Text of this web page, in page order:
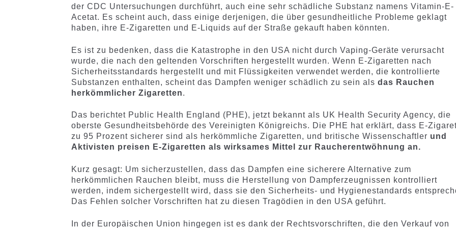
der CDC Untersuchungen durchführt, auch eine sehr schädliche Substanz namens Vitamin-E-
Acetat. Es scheint auch, dass einige derjenigen, die über gesundheitliche Probleme geklagt
haben, ihre E-Zigaretten und E-Liquids auf der Straße gekauft haben könnten.
Es ist zu bedenken, dass die Katastrophe in den USA nicht durch Vaping-Geräte verursacht
wurde, die nach den geltenden Vorschriften hergestellt wurden. Wenn E-Zigaretten nach
Sicherheitsstandards hergestellt und mit Flüssigkeiten verwendet werden, die kontrollierte
Substanzen enthalten, scheint das Dampfen weniger schädlich zu sein alsdas Rauchen
herkömmlicher Zigaretten.
Das berichtet Public Health England (PHE), jetzt bekannt als UK Health Security Agency, die
oberste Gesundheitsbehörde des Vereinigten Königreichs. Die PHE hat erklärt, dass E-
zu 95 Prozent sicherer sind als herkömmliche Zigaretten, und britische Wissenschaftler und
Aktivisten preisen E-Zigaretten als wirksames Mittel zur Raucherentwöhnung an.
Kurz gesagt: Um sicherzustellen, dass das Dampfen eine sicherere Alternative zum
herkömmlichen Rauchen bleibt, muss die Herstellung von Dampferzeugnissen kontrolliert
werden, indem sichergestellt wird, dass sie den Sicherheits- und Hygienestandards
Das Fehlen solcher Vorschriften hat zu diesen Tragödien in den USA geführt.
In der Europäischen Union hingegen ist es dank der Rechtsvorschriften, die den Verkauf von